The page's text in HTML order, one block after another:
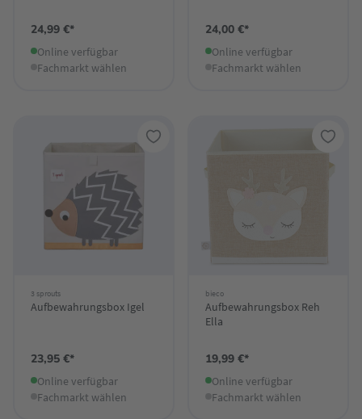
24,99 €*
Online verfügbar
Fachmarkt wählen
24,00 €*
Online verfügbar
Fachmarkt wählen
3 sprouts
Aufbewahrungsbox Igel
23,95 €*
Online verfügbar
Fachmarkt wählen
bieco
Aufbewahrungsbox Reh
Ella
19,99 €*
Online verfügbar
Fachmarkt wählen